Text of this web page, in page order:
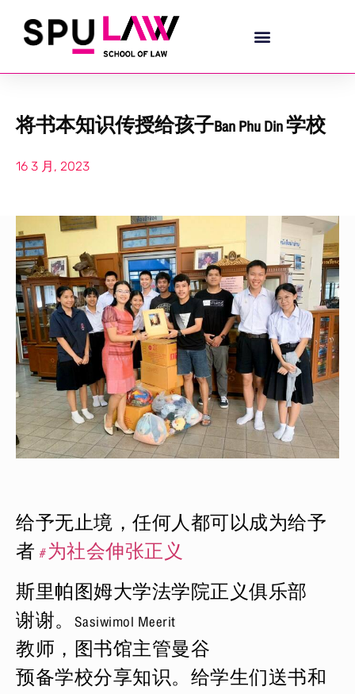
将书本知识传授给孩子Ban Phu Din 学校
16 3 月, 2023
给予无止境，任何人都可以成为给予
者 #为社会伸张正义
斯里帕图姆大学法学院正义俱乐部
谢谢。Sasiwimol Meerit
教师，图书馆主管曼谷
预备学校分享知识。给学生们送书和